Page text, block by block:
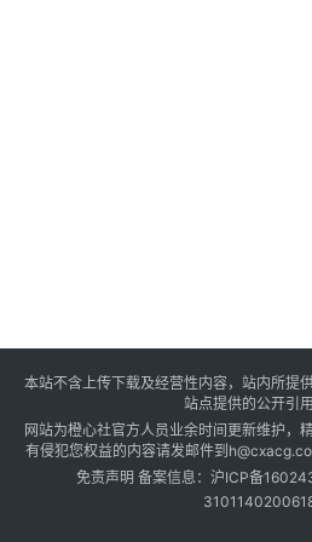
本站不含上传下载及经营性内容，站内所提
站点提供的公开引用
网站为橙心社官方人员业余时间更新维护，
有侵犯您权益的内容请发邮件到
免责声明 备案信息： 沪ICP备